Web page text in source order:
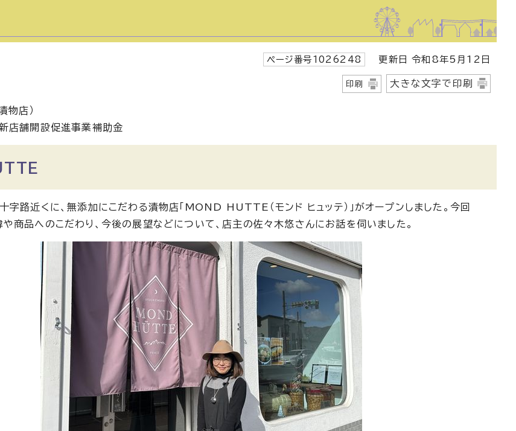
ページ番号1026248 更新日 令和8年5月12日
印刷 大きな文字で印刷
物店）
店舗開設促進事業補助金
字路近くに、無添加にこだわる漬物店「MOND HUTTE（モンド ヒュッテ）」がオープンしました。今回
や商品へのこだわり、今後の展望などについて、店主の佐々木悠さんにお話を伺いました。